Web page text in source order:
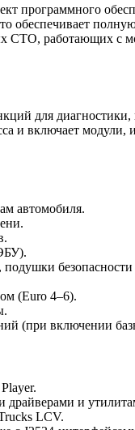
СТО, работающих
для
и включает
автомобиля.
безопасности
(Euro 4–6).
(при включении
драйверами и
LCV.